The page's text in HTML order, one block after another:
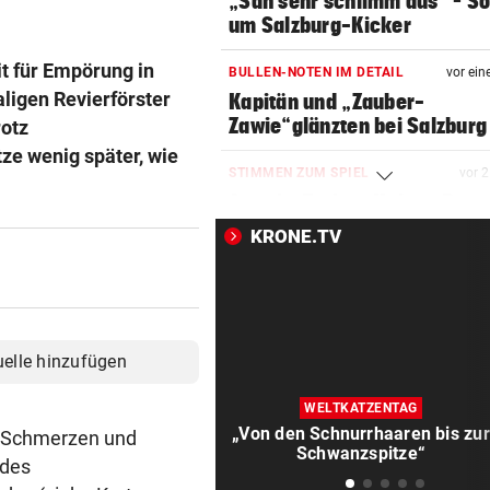
für Empörung in
Revierförster
wenig später, wie
hinzufügen
und
um Salzburg-Kicker
BULLEN-NOTEN IM DETAIL vor
Kapitän und „Zauber-
Zawie“glänzten bei Salzburg
STIMMEN ZUM SPIEL vor
uns besser!“
vor
vor
Joker Tabakovic führt
Last-Minute-Sieg
KRONE.TV
WELTKATZENTAG
„Von den Schnurrhaaren bis zur
Schwanzspitze“